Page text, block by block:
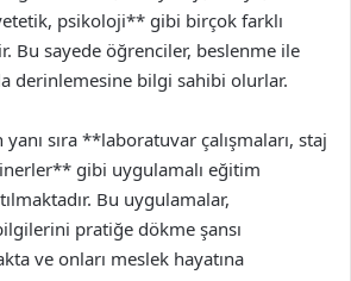
psikoloji** gibi birçok farklı
Bu sayede öğrenciler, beslenme ile
derinlemesine bilgi sahibi olurlar.
sıra **laboratuvar çalışmaları, staj
gibi uygulamalı eğitim
Bu uygulamalar,
pratiğe dökme şansı
ve onları meslek hayatına